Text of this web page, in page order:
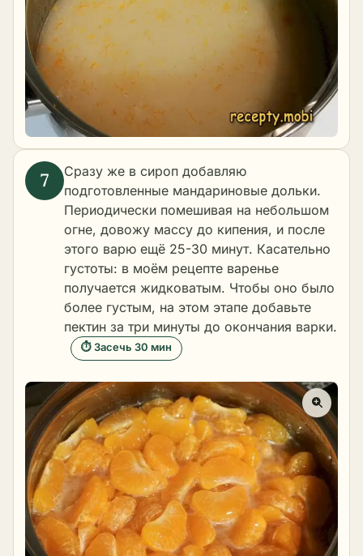
Сразу же в сироп добавляю
подготовленные мандариновые дольки.
Периодически помешивая на небольшом
огне, довожу массу до кипения, и после
этого варю ещё 25-30 минут. Касательно
густоты: в моём рецепте варенье
получается жидковатым. Чтобы оно было
более густым, на этом этапе добавьте
пектин за три минуты до окончания варки.
⏱ Засечь 30 мин